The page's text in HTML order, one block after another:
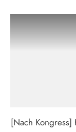
[Nach